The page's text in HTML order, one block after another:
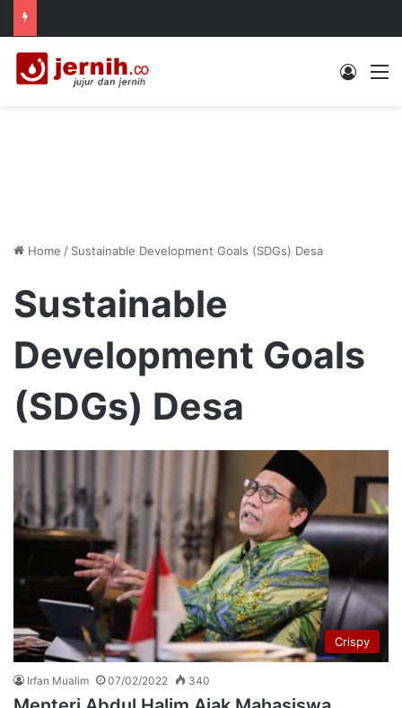
Log In
Home / Sustainable Development Goals (SDGs) Desa
Sustainable
Development Goals
(SDGs) Desa
Crispy
Irfan Mualim 07/02/2022 340